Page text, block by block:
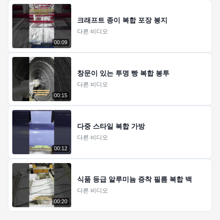
00:09
크래프트 종이 복합 포장 봉지
다른 비디오
00:15
창문이 있는 투명 빵 복합 봉투
다른 비디오
00:12
다중 스타일 복합 가방
다른 비디오
00:20
식품 등급 알루미늄 증착 필름 복합 백
다른 비디오